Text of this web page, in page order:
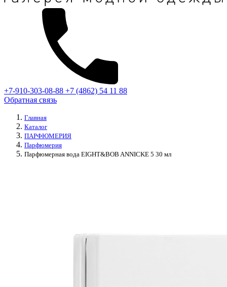
+7-910-303-08-88 +7 (4862) 54 11 88
Обратная связь
Главная
Каталог
ПАРФЮМЕРИЯ
Парфюмерия
Парфюмерная вода EIGHT&BOB ANNICKE 5 30 мл